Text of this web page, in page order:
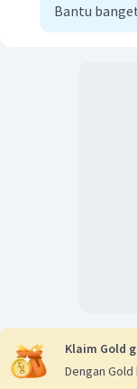
Bantu
Klaim Gold
Dengan